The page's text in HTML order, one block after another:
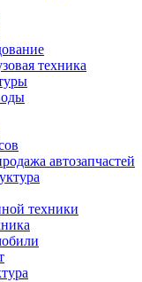
техника
автозапчастей
техники